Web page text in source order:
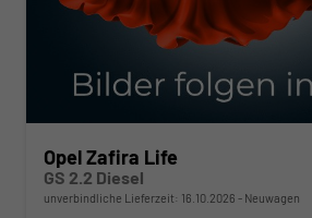
Opel Zafira Life
GS 2.2 Diesel
unverbindliche Lieferzeit: 16.10.2026 Neuwagen